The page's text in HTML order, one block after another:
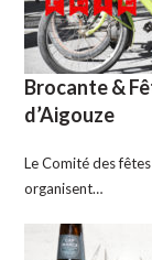
Brocante &
d’Aigouze
Le Comité des
organisent…